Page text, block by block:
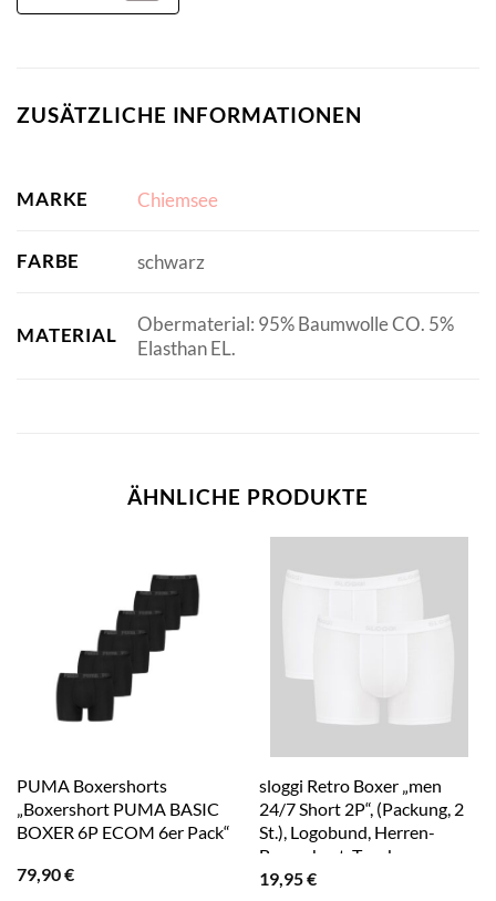
ZUSÄTZLICHE INFORMATIONEN
MARKE Chiemsee
FARBE schwarz
MATERIAL
Obermaterial: 95% Baumwolle CO. 5%
Elasthan EL.
ÄHNLICHE PRODUKTE
PUMA Boxershorts
„Boxershort PUMA BASIC
BOXER 6P ECOM 6er Pack“
79,90€
sloggi Retro Boxer „men
24/7 Short 2P“, (Packung, 2
St.), Logobund, Herren-
Boxershort, Trunk
19,95€